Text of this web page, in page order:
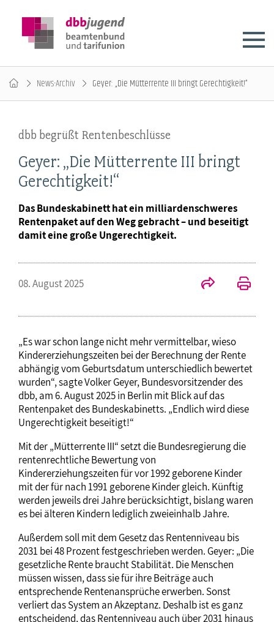
News-Archiv Geyer: „Die Mütterrente III bringt Gerechtigkeit!“
dbb begrüßt Rentenbeschlüsse
Geyer: „Die Mütterrente III bringt
Gerechtigkeit!“
Das Bundeskabinett hat ein milliardenschweres
Rentenpaket auf den Weg gebracht – und beseitigt
damit eine große Ungerechtigkeit.
08. August 2025
„Es war schon lange nicht mehr vermittelbar, wieso
Kindererziehungszeiten bei der Berechnung der Rente
abhängig vom Geburtsdatum unterschiedlich bewertet
wurden“, sagte Volker Geyer, Bundesvorsitzender des
dbb, am 6. August 2025 in Berlin mit Blick auf das
Rentenpaket des Bundeskabinetts. „Endlich wird diese
Ungerechtigkeit beseitigt!“
Mit der „Mütterrente III“ setzt die Bundesregierung die
rentenrechtliche Bewertung von
Kindererziehungszeiten für vor 1992 geborene Kinder
mit der für nach 1991 geborene Kinder gleich. Künftig
werden jeweils drei Jahre berücksichtigt, bislang waren
es bei älteren Kindern lediglich zweieinhalb Jahre.
Außerdem soll mit dem Gesetz das Rentenniveau bis
2031 bei 48 Prozent festgeschrieben werden. Geyer: „Die
gesetzliche Rente braucht Stabilität. Die Menschen
müssen wissen, dass sie für ihre Beiträge auch
entsprechende Rentenansprüche erwerben. Sonst
verliert das System an Akzeptanz. Deshalb ist es ganz
entscheidend, das Rentenniveau auch über 2031 hinaus